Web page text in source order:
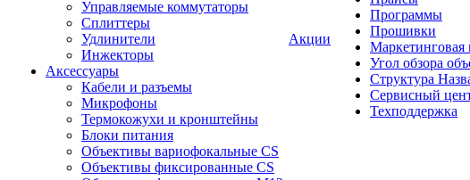
Управляемые коммутаторы
Сплиттеры
Удлинители
Инжекторы
Аксессуары
Кабели и разъемы
Микрофоны
Термокожухи и кронштейны
Блоки питания
Объективы вариофокальные CS
Объективы фиксированные CS
Акции
Программы
Прошивки
Маркетинговая
Угол обзора
Структура
Сервисный
Техподдержка